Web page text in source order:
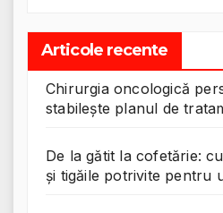
Articole recente
Chirurgia oncologică
stabilește planul de
De la gătit la cofetărie:
și tigăile potrivite pentru